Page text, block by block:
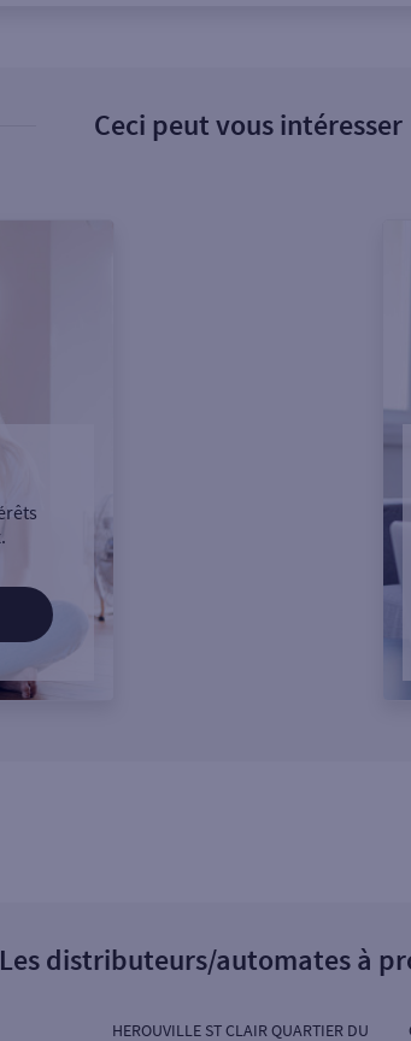
Ceci peut vous intéresser
Les distributeurs/automates à
HEROUVILLE ST CLAIR QUARTIER DU